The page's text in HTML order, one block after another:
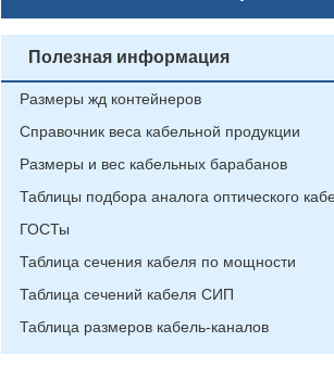
Полезная информация
Размеры жд контейнеров
Справочник веса кабельной продукции
Размеры и вес кабельных барабанов
Таблицы подбора аналога оптического
ГОСТы
Таблица сечения кабеля по мощности
Таблица сечений кабеля СИП
Таблица размеров кабель-каналов